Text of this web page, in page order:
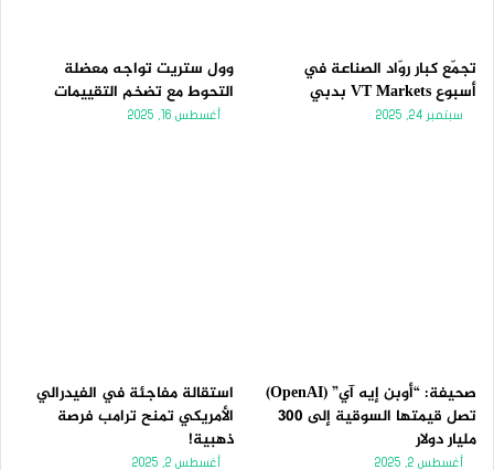
تجمّع كبار روّاد الصناعة في
أسبوع VT Markets بدبي
سبتمبر 24, 2025
وول ستريت تواجه معضلة
التحوط مع تضخم التقييمات
أغسطس 16, 2025
صحيفة: “أوبن إيه آي” (OpenAI)
تصل قيمتها السوقية إلى 300
مليار دولار
أغسطس 2, 2025
استقالة مفاجئة في الفيدرالي
الأمريكي تمنح ترامب فرصة
ذهبية!
أغسطس 2, 2025